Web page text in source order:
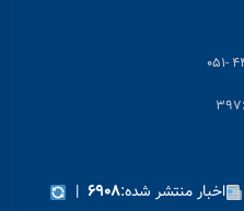
اخبار منتشر شده:۶۹۰۸ |